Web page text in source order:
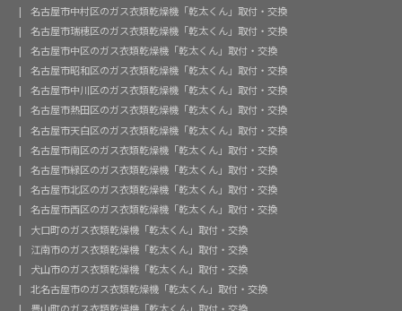
名古屋市中村区のガス衣類乾燥機「乾太くん」取付・交換
名古屋市瑞穂区のガス衣類乾燥機「乾太くん」取付・交換
名古屋市中区のガス衣類乾燥機「乾太くん」取付・交換
名古屋市昭和区のガス衣類乾燥機「乾太くん」取付・交換
名古屋市中川区のガス衣類乾燥機「乾太くん」取付・交換
名古屋市熱田区のガス衣類乾燥機「乾太くん」取付・交換
名古屋市天白区のガス衣類乾燥機「乾太くん」取付・交換
名古屋市南区のガス衣類乾燥機「乾太くん」取付・交換
名古屋市緑区のガス衣類乾燥機「乾太くん」取付・交換
名古屋市北区のガス衣類乾燥機「乾太くん」取付・交換
名古屋市西区のガス衣類乾燥機「乾太くん」取付・交換
大口町のガス衣類乾燥機「乾太くん」取付・交換
江南市のガス衣類乾燥機「乾太くん」取付・交換
犬山市のガス衣類乾燥機「乾太くん」取付・交換
北名古屋市のガス衣類乾燥機「乾太くん」取付・交換